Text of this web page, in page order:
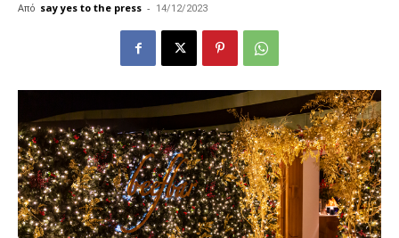
Από say yes to the press - 14/12/2023